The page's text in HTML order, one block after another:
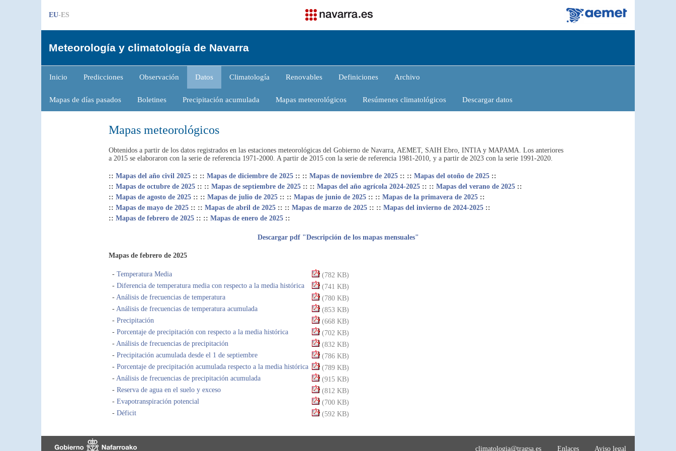
EU-ES
Meteorología y climatología de Navarra
Inicio Predicciones Observación Datos Climatología Renovables Definiciones Archivo
Mapas de días pasados Boletines Precipitación acumulada Mapas meteorológicos Resúmenes climatológicos Descargar datos
Mapas meteorológicos
Obtenidos a partir de los datos registrados en las estaciones meteorológicas del Gobierno de Navarra, AEMET, SAIH Ebro, INTIA y MAPAMA. Los anteriores
a 2015 se elaboraron con la serie de referencia 1971-2000. A partir de 2015 con la serie de referencia 1981-2010, y a partir de 2023 con la serie 1991-2020.
:: Mapas del año civil 2025 :: :: Mapas de diciembre de 2025 :: :: Mapas de noviembre de 2025 :: :: Mapas del otoño de 2025 ::
:: Mapas de octubre de 2025 :: :: Mapas de septiembre de 2025 :: :: Mapas del año agrícola 2024-2025 :: :: Mapas del verano de 2025 ::
:: Mapas de agosto de 2025 :: :: Mapas de julio de 2025 :: :: Mapas de junio de 2025 :: :: Mapas de la primavera de 2025 ::
:: Mapas de mayo de 2025 :: :: Mapas de abril de 2025 :: :: Mapas de marzo de 2025 :: :: Mapas del invierno de 2024-2025 ::
:: Mapas de febrero de 2025 :: :: Mapas de enero de 2025 ::
Descargar pdf "Descripción de los mapas mensuales"
Mapas de febrero de 2025
- Temperatura Media
(782 KB)
- Diferencia de temperatura media con respecto a la media histórica
(741 KB)
- Análisis de frecuencias de temperatura
(780 KB)
- Análisis de frecuencias de temperatura acumulada
(853 KB)
- Precipitación
(668 KB)
- Porcentaje de precipitación con respecto a la media histórica
(702 KB)
- Análisis de frecuencias de precipitación
(832 KB)
- Precipitación acumulada desde el 1 de septiembre
(786 KB)
- Porcentaje de precipitación acumulada respecto a la media histórica
(789 KB)
- Análisis de frecuencias de precipitación acumulada
(915 KB)
- Reserva de agua en el suelo y exceso
(812 KB)
- Evapotranspiración potencial
(700 KB)
- Déficit (592 KB)
climatologia@tragsa.es Enlaces Aviso legal